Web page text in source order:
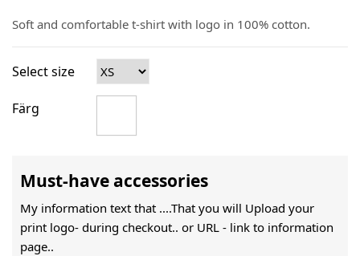
Soft and comfortable t-shirt with logo in 100% cotton.
Select size
Färg
Must-have accessories
My information text that ....That you will Upload your
print logo- during checkout.. or URL - link to information
page..